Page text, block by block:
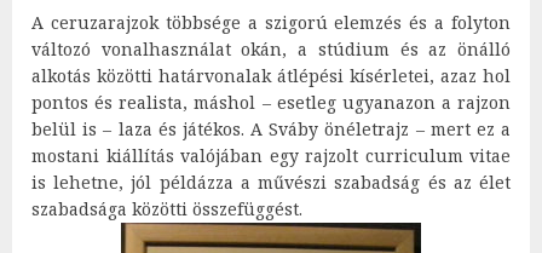
A ceruzarajzok többsége a szigorú elemzés és a folyton
változó vonalhasználat okán, a stúdium és az önálló
alkotás közötti határvonalak átlépési kísérletei, azaz hol
pontos és realista, máshol – esetleg ugyanazon a rajzon
belül is – laza és játékos. A Sváby önéletrajz – mert ez a
mostani kiállítás valójában egy rajzolt curriculum vitae
is lehetne, jól példázza a művészi szabadság és az élet
szabadsága közötti összefüggést.